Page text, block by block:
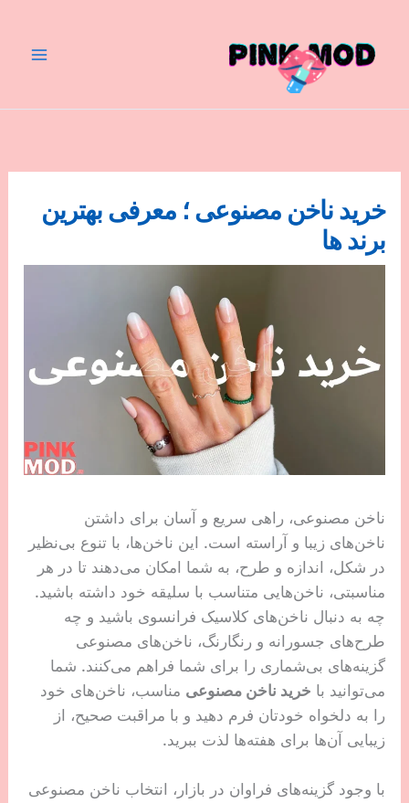
محتوا
خرید ناخن مصنوعی ؛ معرفی بهترین
برند ها
ناخن مصنوعی، راهی سریع و آسان برای داشتن
ناخن‌های زیبا و آراسته است. این ناخن‌ها، با تنوع بی‌نظیر
در شکل، اندازه و طرح، به شما امکان می‌دهند تا در هر
مناسبتی، ناخن‌هایی متناسب با سلیقه خود داشته باشید.
چه به دنبال ناخن‌های کلاسیک فرانسوی باشید و چه
طرح‌های جسورانه و رنگارنگ، ناخن‌های مصنوعی
گزینه‌های بی‌شماری را برای شما فراهم می‌کنند. شما
می‌توانید با خرید ناخن مصنوعی مناسب، ناخن‌های خود
را به دلخواه خودتان فرم دهید و با مراقبت صحیح، از
زیبایی آن‌ها برای هفته‌ها لذت ببرید.
با وجود گزینه‌های فراوان در بازار، انتخاب ناخن مصنوعی